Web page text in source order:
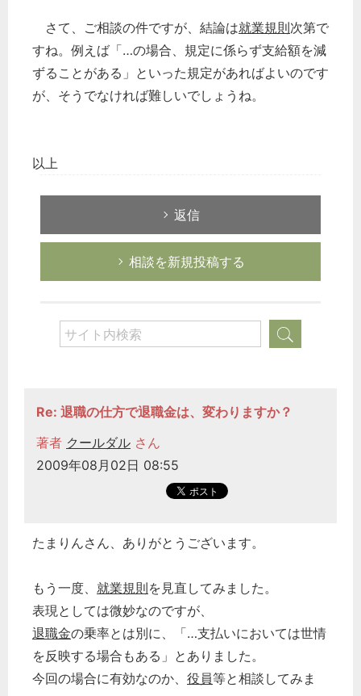
さて、ご相談の件ですが、結論は就業規則次第で
すね。例えば「…の場合、規定に係らず支給額を減
ずることがある」といった規定があればよいのです
が、そうでなければ難しいでしょうね。
以上
返信
相談を新規投稿する
Re: 退職の仕方で退職金は、変わりますか？
著者 クールダル さん
2009年08月02日 08:55
たまりんさん、ありがとうございます。
もう一度、 就業規則を見直してみました。
表現としては微妙なのですが、
退職金の乗率とは別に、「…支払いにおいては世情
を反映する場合もある」とありました。
今回の場合に有効なのか、 役員等と相談してみま